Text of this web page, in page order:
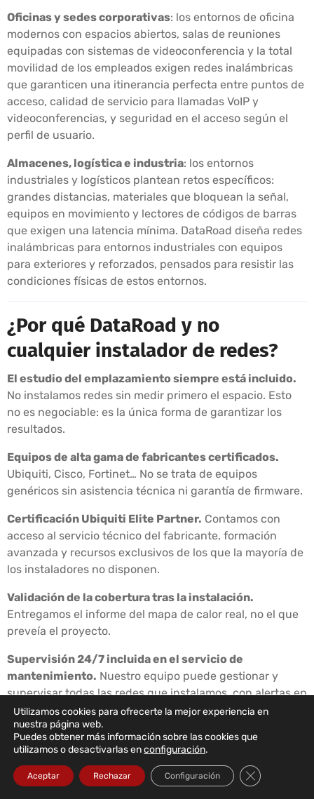
Oficinas y sedes corporativas: los entornos de oficina
modernos con espacios abiertos, salas de reuniones
equipadas con sistemas de videoconferencia y la total
movilidad de los empleados exigen redes inalámbricas
que garanticen una itinerancia perfecta entre puntos de
acceso, calidad de servicio para llamadas VoIP y
videoconferencias, y seguridad en el acceso según el
perfil de usuario.
Almacenes, logística e industria: los entornos
industriales y logísticos plantean retos específicos:
grandes distancias, materiales que bloquean la señal,
equipos en movimiento y lectores de códigos de barras
que exigen una latencia mínima. DataRoad diseña redes
inalámbricas para entornos industriales con equipos
para exteriores y reforzados, pensados para resistir las
condiciones físicas de estos entornos.
¿Por qué DataRoad y no
cualquier instalador de redes?
El estudio del emplazamiento siempre está incluido.
No instalamos redes sin medir primero el espacio. Esto
no es negociable: es la única forma de garantizar los
resultados.
Equipos de alta gama de fabricantes certificados.
Ubiquiti, Cisco, Fortinet… No se trata de equipos
genéricos sin asistencia técnica ni garantía de firmware.
Certificación Ubiquiti Elite Partner. Contamos con
acceso al servicio técnico del fabricante, formación
avanzada y recursos exclusivos de los que la mayoría de
los instaladores no disponen.
Validación de la cobertura tras la instalación.
Entregamos el informe del mapa de calor real, no el que
preveía el proyecto.
Supervisión 24/7 incluida en el servicio de
mantenimiento. Nuestro equipo puede gestionar y
supervisar todas las redes que instalamos, con alertas en
tiempo real e intervención proactiva.
Documentación completa entregada al cliente.
Esquema de la red actualizado, configuraciones
exportadas, credenciales de acceso y manual de gestión
básica, para que el cliente nunca dependa del instalador.
Utilizamos cookies para ofrecerte la mejor experiencia en
nuestra página web.
Puedes obtener más información sobre las cookies que
utilizamos o desactivarlas enconfiguración.
Aceptar Rechazar Configuración Cerrar el